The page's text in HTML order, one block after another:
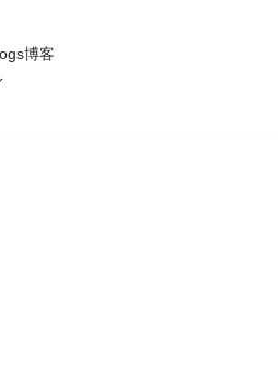
博客